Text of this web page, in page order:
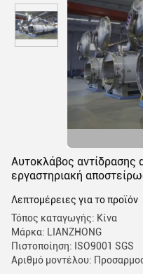
Αυτοκλάβος αντίδρασης
εργαστηριακή
Λεπτομέρειες για το προϊόν
Τόπος καταγωγής: Κίνα
Μάρκα: LIANZHONG
Πιστοποίηση: ISO9001 SGS
Αριθμό μοντέλου: